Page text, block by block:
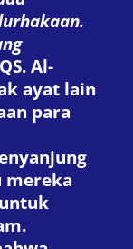
Al-
ayat lain
para
mereka